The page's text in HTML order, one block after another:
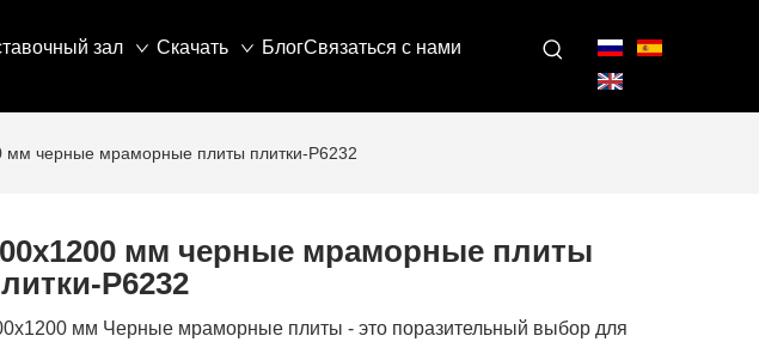
зал Скачать БлогСвязаться с нами
мм черные мраморные плиты плитки-P6232
мм черные мраморные плиты
P6232
мм Черные мраморные плиты - это поразительный выбор для